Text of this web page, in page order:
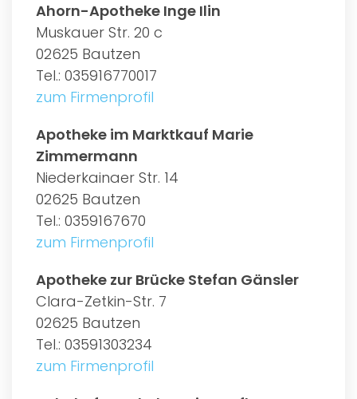
Ahorn-Apotheke Inge Ilin
Muskauer Str. 20 c
02625 Bautzen
Tel.: 035916770017
zum Firmenprofil
Apotheke im Marktkauf Marie
Zimmermann
Niederkainaer Str. 14
02625 Bautzen
Tel.: 0359167670
zum Firmenprofil
Apotheke zur Brücke Stefan Gänsler
Clara-Zetkin-Str. 7
02625 Bautzen
Tel.: 03591303234
zum Firmenprofil